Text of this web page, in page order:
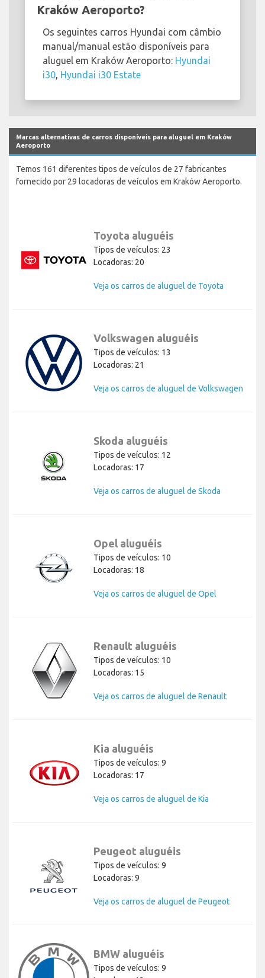
Kraków Aeroporto?
Os seguintes carros Hyundai com câmbio
manual/manual estão disponíveis para
aluguel em Kraków Aeroporto: Hyundai
i30 Hyundai i30 Estate
Marcas alternativas de carros disponíveis para aluguel em Kraków
Aeroporto
Temos 161 diferentes tipos de veículos de 27 fabricantes
fornecido por 29 locadoras de veículos em Kraków Aeroporto.
Toyota aluguéis
Tipos de veículos: 23
Locadoras: 20
Veja os carros de aluguel de Toyota
Volkswagen aluguéis
Tipos de veículos: 13
Locadoras: 21
Veja os carros de aluguel de Volkswagen
Skoda aluguéis
Tipos de veículos: 12
Locadoras: 17
Veja os carros de aluguel de Skoda
Opel aluguéis
Tipos de veículos: 10
Locadoras: 18
Veja os carros de aluguel de Opel
Renault aluguéis
Tipos de veículos: 10
Locadoras: 15
Veja os carros de aluguel de Renault
Kia aluguéis
Tipos de veículos: 9
Locadoras: 17
Veja os carros de aluguel de Kia
Peugeot aluguéis
Tipos de veículos: 9
Locadoras: 9
Veja os carros de aluguel de Peugeot
BMW aluguéis
Tipos de veículos: 9